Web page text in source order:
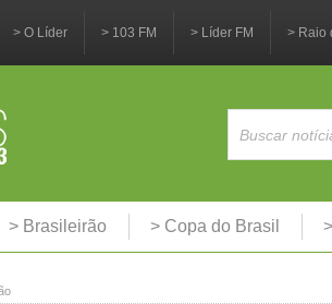
> O Líder > 103 FM > Líder FM > Raio
> Brasileirão > Copa do Brasil